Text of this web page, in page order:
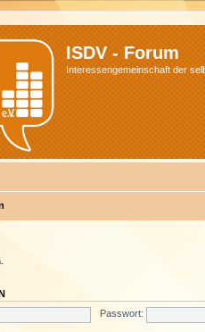
ISDV - Forum
Interessengemeinschaft der
Passwort: